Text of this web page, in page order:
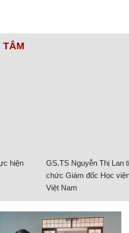
TÂM
hiện
GS.TS Nguyễn Thị Lan
chức Giám đốc Học
Việt Nam